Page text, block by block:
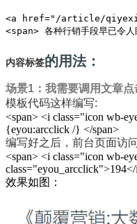
<a href="/article/
<span> 各种行销手段早已令
内容标签的用法：
场景1：我需要调用文章点
模板代码这样编写:
<span> <i class="icon wb-
{eyou:arcclick /} </span>
编写好之后，前台页面访
<span> <i class="icon wb-
效果如图：